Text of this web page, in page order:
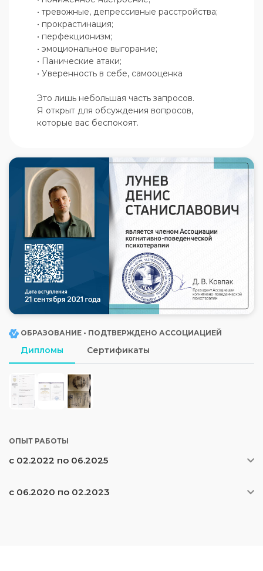
• тревожные, депрессивные расстройства;
• прокрастинация;
• перфекционизм;
• эмоциональное выгорание;
• Панические атаки;
• Уверенность в себе, самооценка
Это лишь небольшая часть запросов.
Я открыт для обсуждения вопросов,
которые вас беспокоят.
ОБРАЗОВАНИЕ • ПОДТВЕРЖДЕНО АССОЦИАЦИЕЙ
Дипломы Сертификаты
ОПЫТ РАБОТЫ
с 02.2022 по 06.2025
с 06.2020 по 02.2023